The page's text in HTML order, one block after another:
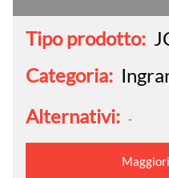
Tipo prodotto:
Categoria:
Alternativi: -